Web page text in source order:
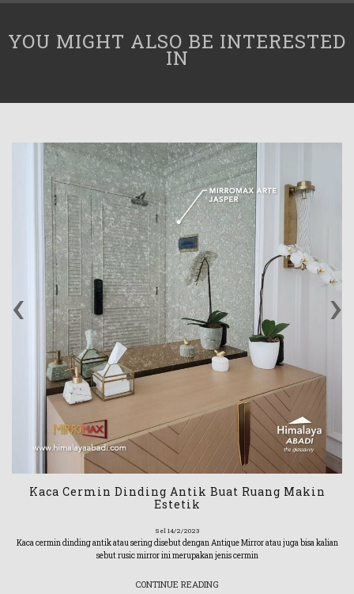
YOU MIGHT ALSO BE INTERESTED
IN
Kaca Cermin Dinding Antik Buat Ruang Makin
Estetik
Sel 14/2/2023
Kaca cermin dinding antik atau sering disebut dengan Antique Mirror atau juga bisa kalian
sebut rusic mirror ini merupakan jenis cermin
CONTINUE READING
‹ ›